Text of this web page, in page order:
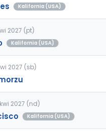
Kalifornia (USA)
2027 (pt)
Kalifornia (USA)
2027 (sb)
2027 (nd)
Kalifornia (USA)